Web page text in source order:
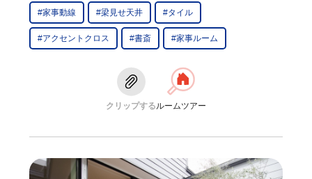
#家事動線 #梁見せ天井 #タイル
#アクセントクロス #書斎 #家事ルーム
クリップするルームツアー